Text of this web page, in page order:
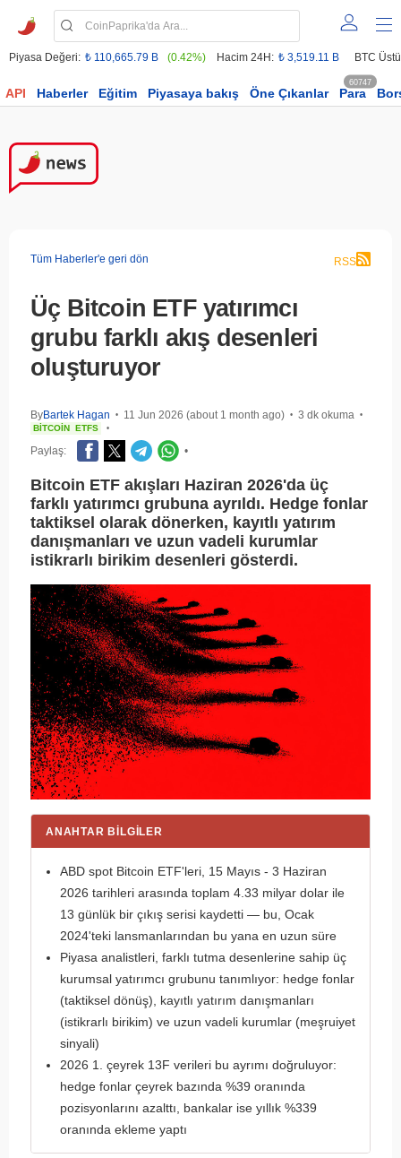
Piyasa Değeri: ₺ 110,665.79 B (0.42%) Hacim 24H: ₺ 3,519.11 B BTC
API Haberler Eğitim Piyasaya bakış Öne Çıkanlar Para
60747
Tüm Haberler'e geri dön RSS
Üç Bitcoin ETF yatırımcı
grubu farklı akış desenleri
oluşturuyor
ByBartek Hagan • 11 Jun 2026 (about 1 month ago) • 3 dk okuma •
BITCOIN ETFS •
Paylaş: •
Bitcoin ETF akışları Haziran 2026'da üç
farklı yatırımcı grubuna ayrıldı. Hedge fonlar
taktiksel olarak dönerken, kayıtlı yatırım
danışmanları ve uzun vadeli kurumlar
istikrarlı birikim desenleri gösterdi.
ANAHTAR BILGILER
ABD spot Bitcoin ETF'leri, 15 Mayıs - 3 Haziran
2026 tarihleri arasında toplam 4.33 milyar dolar ile
13 günlük bir çıkış serisi kaydetti — bu, Ocak
2024'teki lansmanlarından bu yana en uzun süre
Piyasa analistleri, farklı tutma desenlerine sahip üç
kurumsal yatırımcı grubunu tanımlıyor: hedge fonlar
(taktiksel dönüş), kayıtlı yatırım danışmanları
(istikrarlı birikim) ve uzun vadeli kurumlar (meşruiyet
sinyali)
2026 1. çeyrek 13F verileri bu ayrımı doğruluyor:
hedge fonlar çeyrek bazında %39 oranında
pozisyonlarını azalttı, bankalar ise yıllık %339
oranında ekleme yaptı